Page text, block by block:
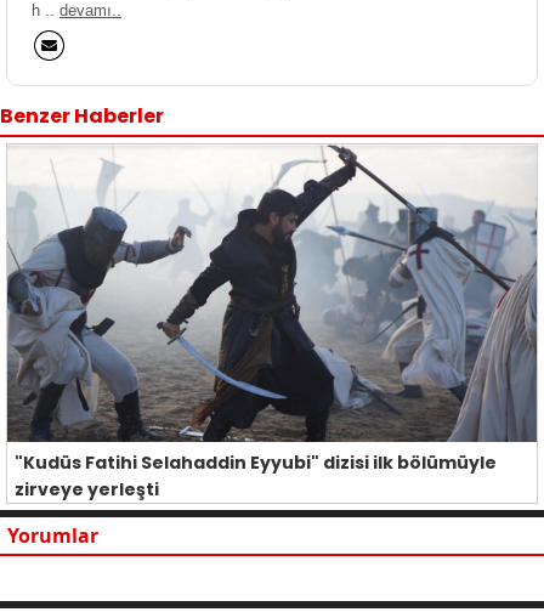
h .. devamı..
Benzer Haberler
"Kudüs Fatihi Selahaddin Eyyubi" dizisi ilk bölümüyle
zirveye yerleşti
Yorumlar